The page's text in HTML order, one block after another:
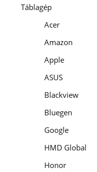
Táblagép
Acer
Amazon
Apple
ASUS
Blackview
Bluegen
Google
HMD Global
Honor